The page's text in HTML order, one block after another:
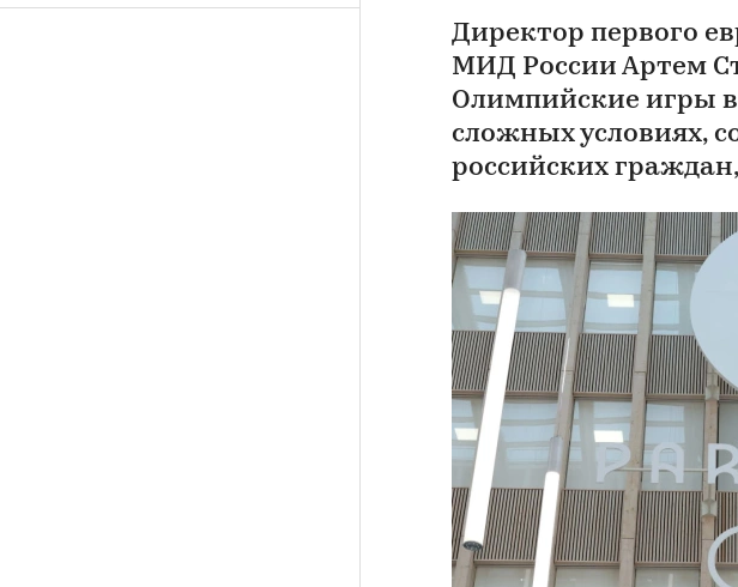
Директор первого
МИД России Артем
Олимпийские игры
сложных условиях,
российских